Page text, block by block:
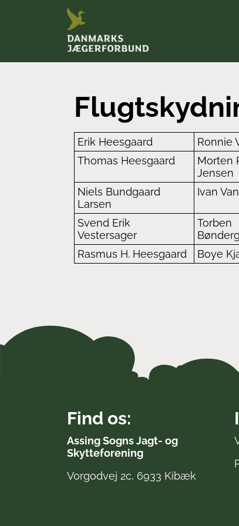
Erik Heesgaard Ronnie
Thomas Heesgaard
Morten
Jensen
Niels Bundgaard
Larsen
Ivan
Svend Erik
Vestersager
Torben
Rasmus H. Heesgaard
Boye
Find os:
Assing Sogns Jagt- og
Skytteforening
Vorgodvej 2c, 6933 Kibæk